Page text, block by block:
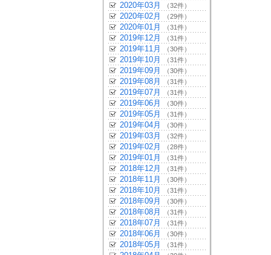
2020年03月 （32件）
2020年02月 （29件）
2020年01月 （31件）
2019年12月 （31件）
2019年11月 （30件）
2019年10月 （31件）
2019年09月 （30件）
2019年08月 （31件）
2019年07月 （31件）
2019年06月 （30件）
2019年05月 （31件）
2019年04月 （30件）
2019年03月 （32件）
2019年02月 （28件）
2019年01月 （31件）
2018年12月 （31件）
2018年11月 （30件）
2018年10月 （31件）
2018年09月 （30件）
2018年08月 （31件）
2018年07月 （31件）
2018年06月 （30件）
2018年05月 （31件）